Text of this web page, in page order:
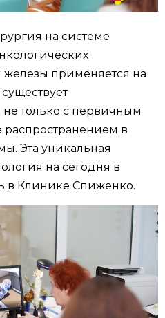
на системе
применяется на
только с первичным
распространением в
Эта уникальная
на сегодня в
в Клинике Спиженко.